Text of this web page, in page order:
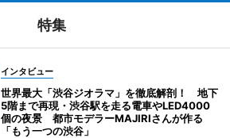
特集
インタビュー
世界最大「渋谷ジオラマ」を徹底解剖！ 地下
5階まで再現・渋谷駅を走る電車やLED4000
個の夜景 都市モデラーMAJIRIさんが作る
「もう一つの渋谷」